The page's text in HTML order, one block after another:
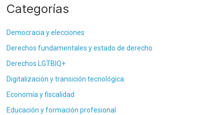
Categorías
Democracia y elecciones
Derechos fundamentales y estado de derecho
Derechos LGTBIQ+
Digitalización y transición tecnológica
Economía y fiscalidad
Educación y formación profesional